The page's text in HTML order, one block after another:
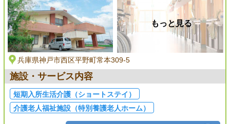
もっと見る
兵庫県神戸市西区平野町常本309-5
施設・サービス内容
短期入所生活介護（ショートステイ）
介護老人福祉施設（特別養護老人ホーム）